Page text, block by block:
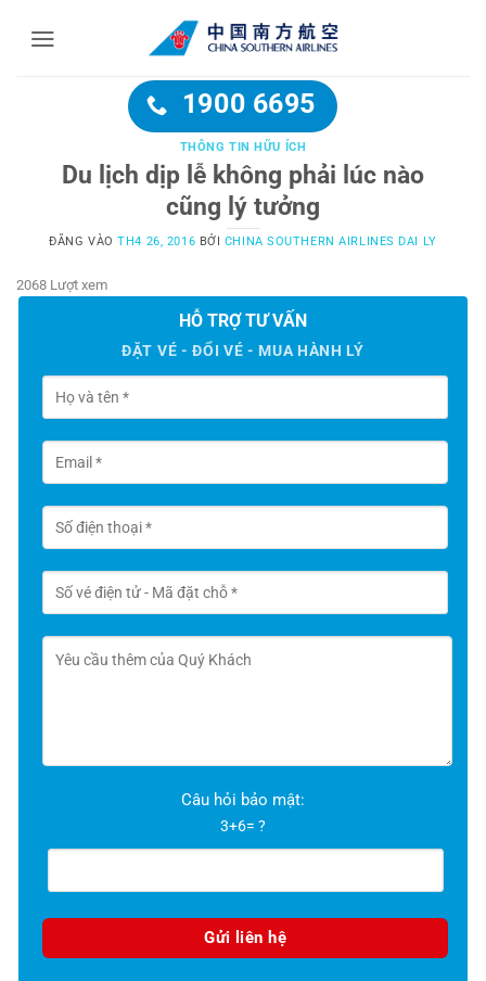
1900 6695
THÔNG TIN HỮU ÍCH
Du lịch dịp lễ không phải lúc nào
cũng lý tưởng
ĐĂNG VÀOTH4 26, 2016 BỞI CHINA SOUTHERN AIRLINES DAI LY
2068 Lượt xem
HỖ TRỢ TƯ VẤN
ĐẶT VÉ - ĐỔI VÉ - MUA HÀNH LÝ
Câu hỏi bảo mật:
3+6= ?